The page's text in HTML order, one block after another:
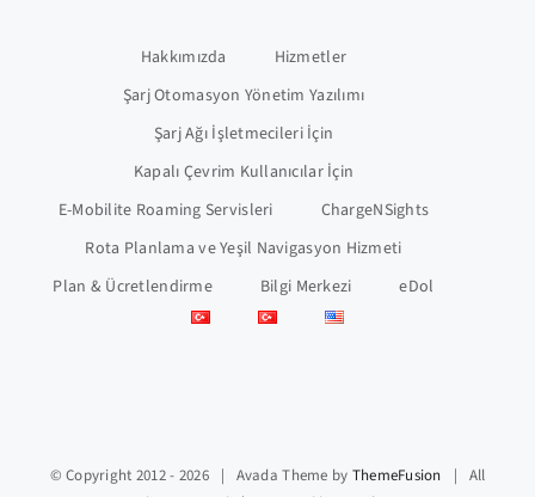
Hakkımızda
Hizmetler
Şarj Otomasyon Yönetim Yazılımı
Şarj Ağı İşletmecileri İçin
Kapalı Çevrim Kullanıcılar İçin
E-Mobilite Roaming Servisleri
ChargeNSights
Rota Planlama ve Yeşil Navigasyon Hizmeti
Plan & Ücretlendirme
Bilgi Merkezi eDol
© Copyright 2012 - 2026 | Avada Theme by ThemeFusion | All